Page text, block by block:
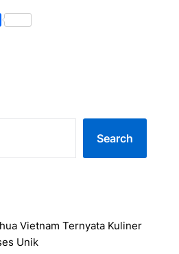
Share
Search
Vietnam Ternyata Kuliner
Unik